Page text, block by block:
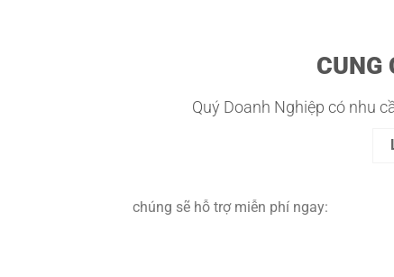
CUNG
Quý Doanh Nghiệp có nhu
chúng sẽ hỗ trợ miễn phí ngay: